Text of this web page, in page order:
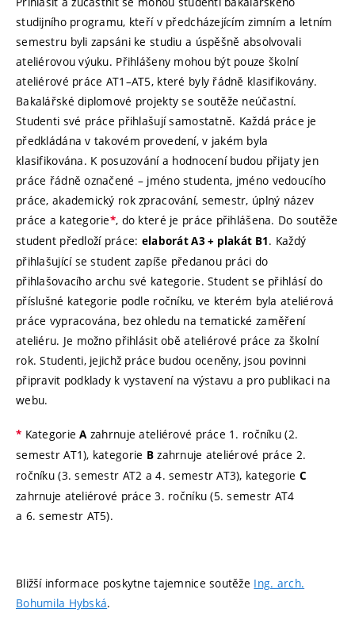
studijního programu, kteří v předcházejícím zimním a letním
semestru byli zapsáni ke studiu a úspěšně absolvovali
ateliérovou výuku. Přihlášeny mohou být pouze školní
ateliérové práce AT1–AT5, které byly řádně klasifikovány.
Bakalářské diplomové projekty se soutěže neúčastní.
Studenti své práce přihlašují samostatně. Každá práce je
předkládána v takovém provedení, v jakém byla
klasifikována. K posuzování a hodnocení budou přijaty jen
práce řádně označené – jméno studenta, jméno vedoucího
práce, akademický rok zpracování, semestr, úplný název
práce a kategorie*, do které je práce přihlášena. Do soutěže
student předloží práce: elaborát A3 + plakát B1. Každý
přihlašující se student zapíše předanou práci do
přihlašovacího archu své kategorie. Student se přihlásí do
příslušné kategorie podle ročníku, ve kterém byla ateliérová
práce vypracována, bez ohledu na tematické zaměření
ateliéru. Je možno přihlásit obě ateliérové práce za školní
rok. Studenti, jejichž práce budou oceněny, jsou povinni
připravit podklady k vystavení na výstavu a pro publikaci na
webu.
* KategorieAzahrnuje ateliérové práce 1. ročníku (2.
semestr AT1), kategorie B zahrnuje ateliérové práce 2.
ročníku (3. semestr AT2 a 4. semestr AT3), kategorie C
zahrnuje ateliérové práce 3. ročníku (5. semestr AT4
a 6. semestr AT5).
Bližší informace poskytne tajemnice soutěže Ing. arch.
Bohumila Hybská.